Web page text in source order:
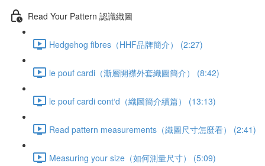
Read Your Pattern 認識織圖
Hedgehog fibres（HHF品牌簡介） (2:27)
le pouf cardi（漸層開襟外套織圖簡介） (8:42)
le pouf cardi cont‘d（織圖簡介續篇） (13:13)
Read pattern measurements（織圖尺寸怎麼看） (2:41)
Measuring your size（如何測量尺寸） (5:09)